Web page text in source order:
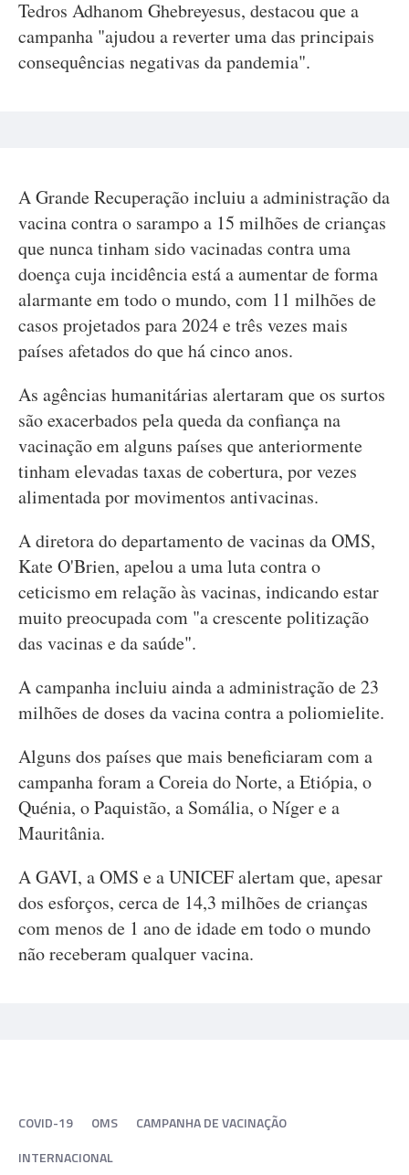
Tedros Adhanom Ghebreyesus, destacou que a
campanha "ajudou a reverter uma das principais
consequências negativas da pandemia".
A Grande Recuperação incluiu a administração da
vacina contra o sarampo a 15 milhões de crianças
que nunca tinham sido vacinadas contra uma
doença cuja incidência está a aumentar de forma
alarmante em todo o mundo, com 11 milhões de
casos projetados para 2024 e três vezes mais
países afetados do que há cinco anos.
As agências humanitárias alertaram que os surtos
são exacerbados pela queda da confiança na
vacinação em alguns países que anteriormente
tinham elevadas taxas de cobertura, por vezes
alimentada por movimentos antivacinas.
A diretora do departamento de vacinas da OMS,
Kate O'Brien, apelou a uma luta contra o
ceticismo em relação às vacinas, indicando estar
muito preocupada com "a crescente politização
das vacinas e da saúde".
A campanha incluiu ainda a administração de 23
milhões de doses da vacina contra a poliomielite.
Alguns dos países que mais beneficiaram com a
campanha foram a Coreia do Norte, a Etiópia, o
Quénia, o Paquistão, a Somália, o Níger e a
Mauritânia.
A GAVI, a OMS e a UNICEF alertam que, apesar
dos esforços, cerca de 14,3 milhões de crianças
com menos de 1 ano de idade em todo o mundo
não receberam qualquer vacina.
COVID-19 OMS
CAMPANHA DE VACINAÇÃO
INTERNACIONAL